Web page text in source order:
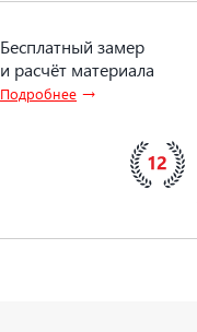
Бесплатный замер
и расчёт материала
Подробнее →